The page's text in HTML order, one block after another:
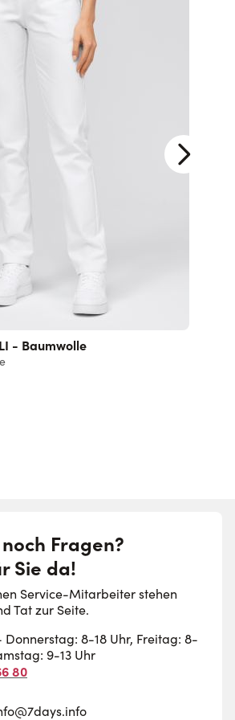
- Baumwolle
Fragen?
Sie da!
Service-Mitarbeiter stehen
Tat zur Seite.
8-18 Uhr, Freitag: 8-
9-13 Uhr
80